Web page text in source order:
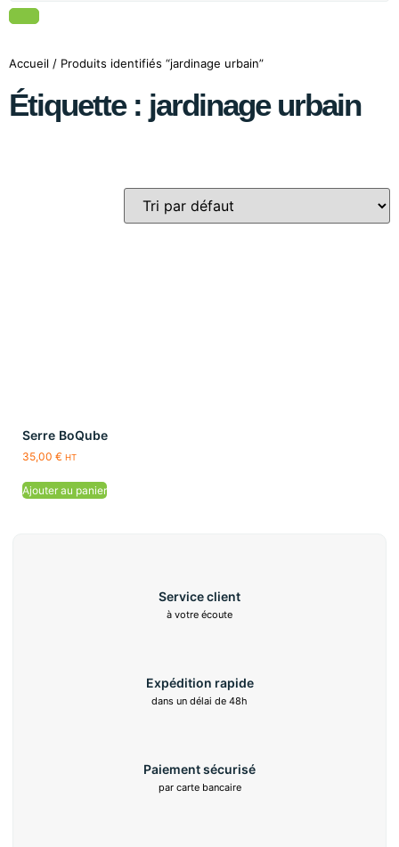
Accueil / Produits identifiés “jardinage urbain”
Étiquette : jardinage urbain
Service client
à votre écoute
Expédition rapide
dans un délai de 48h
Paiement sécurisé
par carte bancaire
Serre BoQube
35,00 € HT
Ajouter au panier